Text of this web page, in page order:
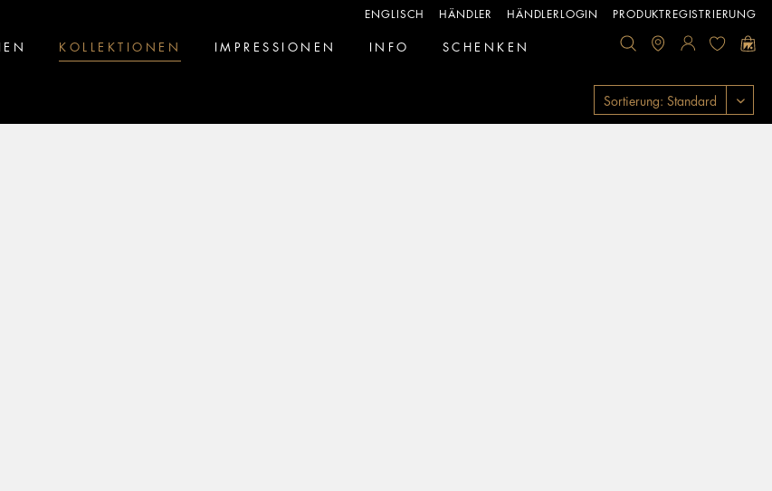
ENGLISCH HÄNDLER HÄNDLERLOGIN PRODUKTREGISTRIERUNG
KOLLEKTIONEN IMPRESSIONEN INFO SCHENKEN